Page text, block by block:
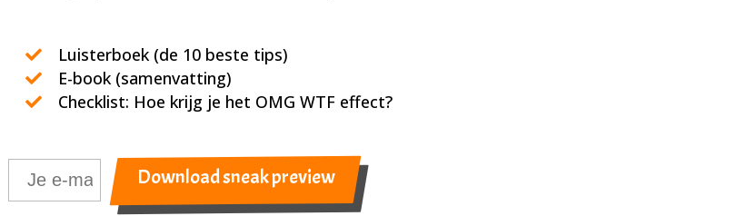
Luisterboek (de 10 beste tips)
E-book (samenvatting)
Checklist: Hoe krijg je het OMG WTF effect?